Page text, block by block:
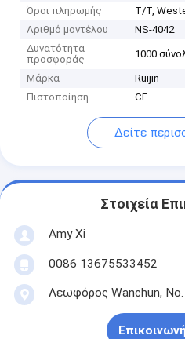
Όροι πληρωμής
T/T,
Αριθμό μοντέλου
NS-4042
Δυνατότητα
προσφοράς
1000
Μάρκα
Ruijin
Πιστοποίηση
CE
Δείτε
Στοιχεία
Amy Xi
0086 13675533452
Λεωφόρος Wanchun, Νο.